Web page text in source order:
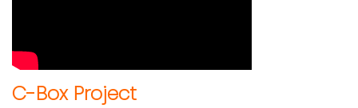
C-Box Project